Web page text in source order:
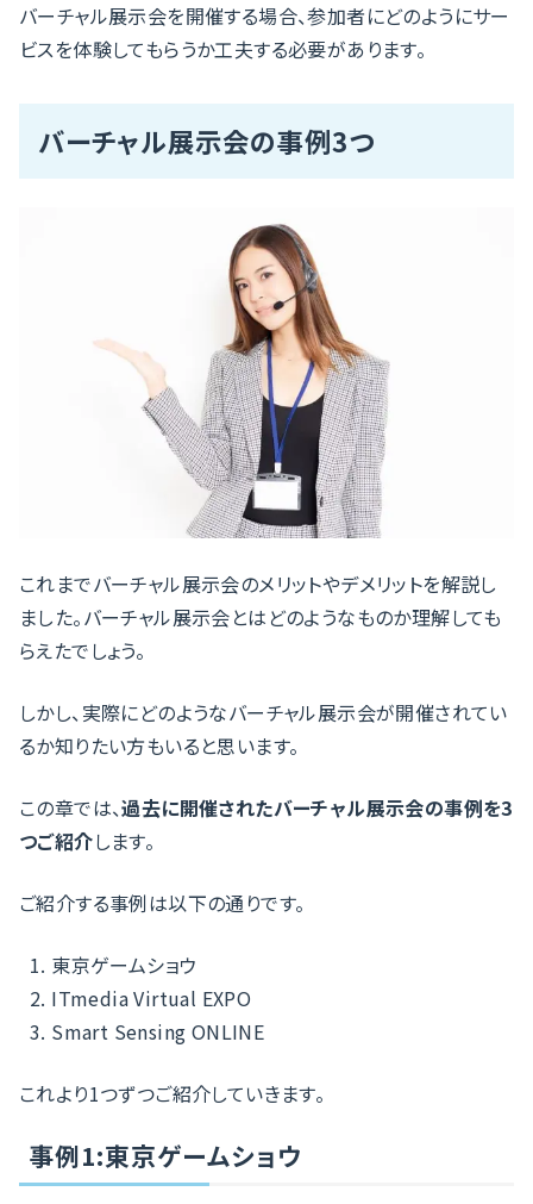
バーチャル展示会を開催する場合、参加者にどのようにサー
ビスを体験してもらうか工夫する必要があります。
バーチャル展示会の事例3つ
これまでバーチャル展示会のメリットやデメリットを解説し
ました。バーチャル展示会とはどのようなものか理解しても
らえたでしょう。
しかし、実際にどのようなバーチャル展示会が開催されてい
るか知りたい方もいると思います。
この章では、過去に開催されたバーチャル展示会の事例を3
つご紹介します。
ご紹介する事例は以下の通りです。
東京ゲームショウ
ITmedia Virtual EXPO
Smart Sensing ONLINE
これより1つずつご紹介していきます。
事例1:東京ゲームショウ